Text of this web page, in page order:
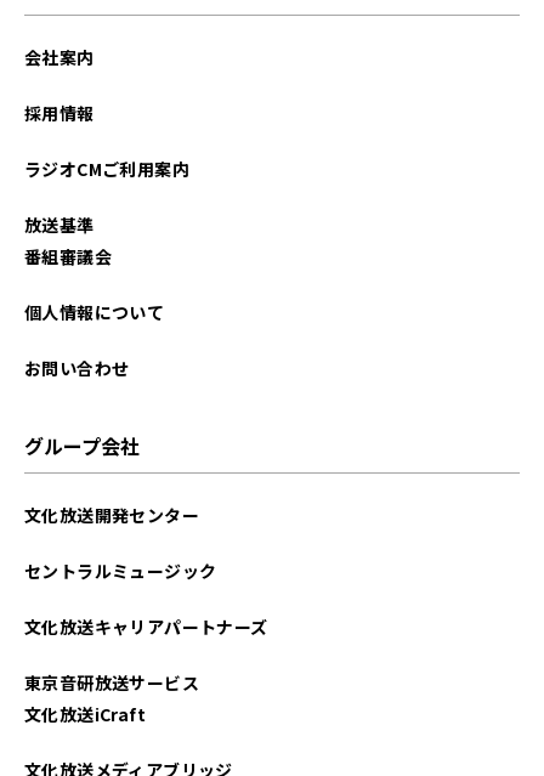
会社案内
採用情報
ラジオCMご利用案内
放送基準
番組審議会
個人情報について
お問い合わせ
グループ会社
文化放送開発センター
セントラルミュージック
文化放送キャリアパートナーズ
東京音研放送サービス
文化放送iCraft
文化放送メディアブリッジ